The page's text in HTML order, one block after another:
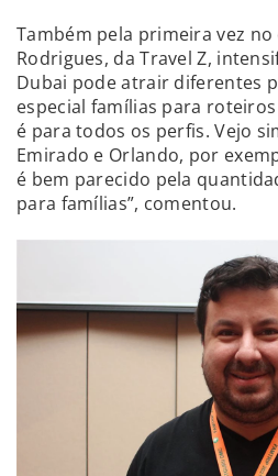
Também pela primeira vez
Rodrigues, da Travel Z,
Dubai pode atrair diferentes
especial famílias para roteiros
é para todos os perfis. Vejo
Emirado e Orlando, por
é bem parecido pela
para famílias”, comentou.